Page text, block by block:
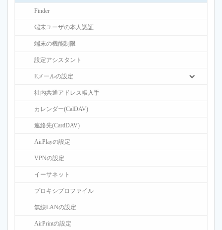
Finder
端末ユーザの本人認証
端末の機能制限
設定アシスタント
Eメールの設定
社内共通アドレス帳入手
カレンダー(CalDAV)
連絡先(CardDAV)
AirPlayの設定
VPNの設定
イーサネット
プロキシプロファイル
無線LANの設定
AirPrintの設定